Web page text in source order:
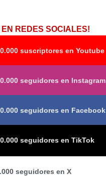
EN REDES SOCIALES!
suscriptores en Youtube
seguidores en Instagram
seguidores en Facebook
seguidores en TikTok
seguidores en X